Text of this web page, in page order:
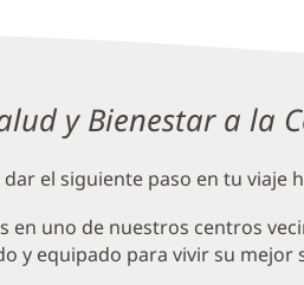
y Bienestar a la
el siguiente paso en tu viaje
en uno de nuestros centros
y equipado para vivir su mejor